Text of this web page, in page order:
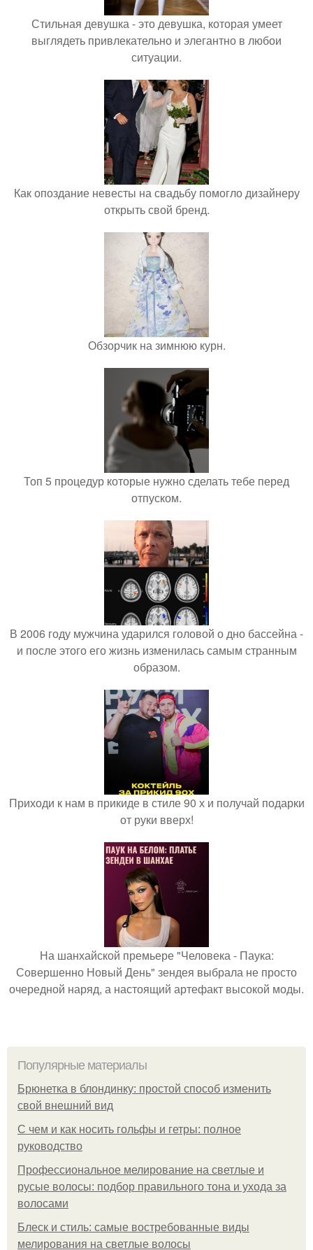
Стильная девушка - это девушка, которая умеет
выглядеть привлекательно и элегантно в любои
ситуации.
Как опоздание невесты на свадьбу помогло дизайнеру
открыть свой бренд.
Обзорчик на зимнюю курн.
Топ 5 процедур которые нужно сделать тебе перед
отпуском.
В 2006 году мужчина ударился головой о дно бассейна -
и после этого его жизнь изменилась самым странным
образом.
Приходи к нам в прикиде в стиле 90 х и получай подарки
от руки вверх!
На шанхайской премьере "Человека - Паука:
Совершенно Новый День" зендея выбрала не просто
очередной наряд, а настоящий артефакт высокой моды.
Популярные материалы
Брюнетка в блондинку: простой способ изменить
свой внешний вид
С чем и как носить гольфы и гетры: полное
руководство
Профессиональное мелирование на светлые и
русые волосы: подбор правильного тона и ухода за
волосами
Блеск и стиль: самые востребованные виды
мелирования на светлые волосы